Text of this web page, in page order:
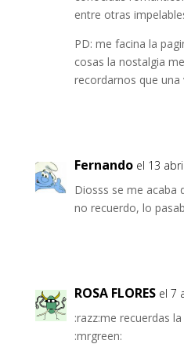
entre otras
PD: me facina la
cosas la nostalgia
recordarnos que
Fernando el 13
Diosss se me acaba
no recuerdo, lo
ROSA FLORES el 7
:razz:me recuerdas
:mrgreen: